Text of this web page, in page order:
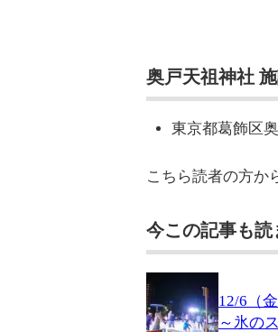
奥戸天祖神社
東京都葛飾区
こちら読者の方か
今この記事も
12/6（
～氷の